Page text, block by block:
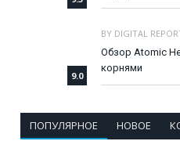
9.0
BY DIGITAL
Обзор Atomic
корнями
ПОПУЛЯРНОЕ НОВОЕ